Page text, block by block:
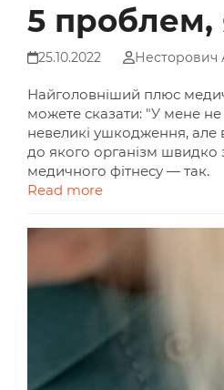
5 проблем,
25.10.2022 Несторович
Найголовніший плюс
можете сказати: "У мене
невеликі ушкодження, але
до якого організм швидко
медичного фітнесу — так.
Read more